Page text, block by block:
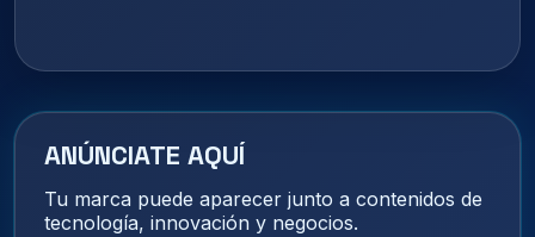
ANÚNCIATE AQUÍ
Tu marca puede aparecer junto a contenidos de
tecnología, innovación y negocios.